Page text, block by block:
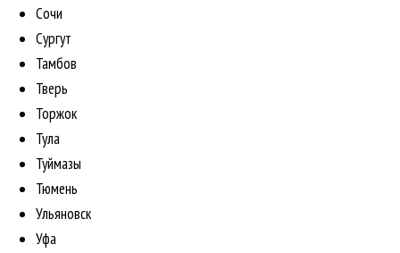
Сочи
Сургут
Тамбов
Тверь
Торжок
Тула
Туймазы
Тюмень
Ульяновск
Уфа